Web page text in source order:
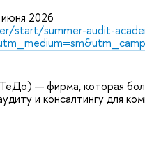
2026
start/summer-audit-
— фирма, которая
и консалтингу для